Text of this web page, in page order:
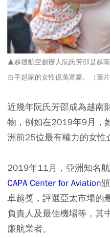
▲越捷航空創辦人阮氏芳邵是越
白手起家的女性億萬富豪。（圖
近幾年阮氏芳邵成為越南
物，例如在2019年9月，
洲前25位最有權力的女性
2019年11月，亞洲知名
CAPA Center for Aviation
卓越獎，評選亞太市場的
負責人及最佳機場等，其
廉航業者。